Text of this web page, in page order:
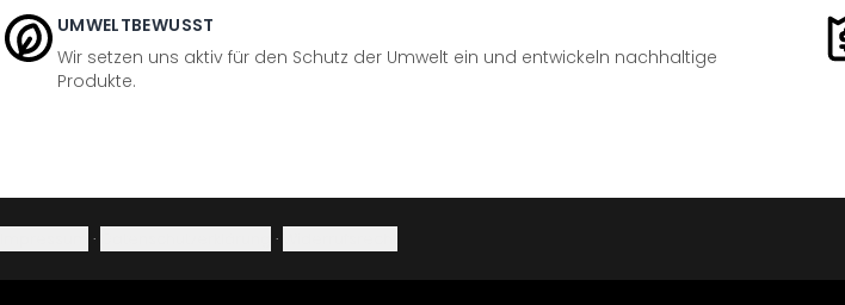
UMWELTBEWUSST
Wir setzen uns aktiv für den Schutz der Umwelt ein und entwickeln nachhaltige
Produkte.
· ·